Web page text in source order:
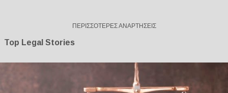
ΠΕΡΙΣΣΌΤΕΡΕΣ ΑΝΑΡΤΉΣΕΙΣ
Top Legal Stories